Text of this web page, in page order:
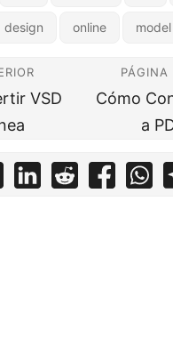
design online model
VSD
PÁGINA
Cómo
a